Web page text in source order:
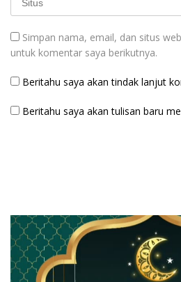
Simpan nama, email, dan situs
untuk komentar saya berikutnya.
Beritahu saya akan tindak lanjut
Beritahu saya akan tulisan baru